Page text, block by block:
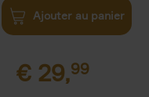
Ajouter au panier
€ 29,99